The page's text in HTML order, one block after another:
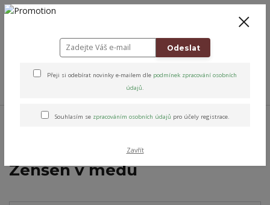
+420 778 743 310
Přírodní péče & Dobroty Poctivá spižírna
Ochucené medy
Ženšen v medu
Odeslat
Přeji si odebírat novinky e-mailem dle podmínek zpracování osobních
údajů.
Souhlasím se zpracováním osobních údajů pro účely registrace.
Zavřít